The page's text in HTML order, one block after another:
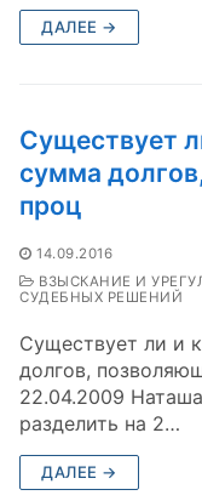
ДАЛЕЕ →
Существует
сумма
проц
14.09.2016
ВЗЫСКАНИЕ И
СУДЕБНЫХ РЕШЕНИЙ
Существует ли и
долгов,
22.04.2009
разделить на 2…
ДАЛЕЕ →